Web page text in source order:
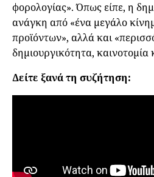
φορολογίας». Όπως είπε, η
ανάγκη από «ένα μεγάλο
προϊόντων», αλλά και
δημιουργικότητα, καινοτομία
Δείτε ξανά τη συζήτηση: